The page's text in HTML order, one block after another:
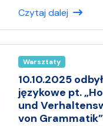
Czytaj dalej
Warsztaty
10.10.2025
językowe pt.
und
von Grammatik”